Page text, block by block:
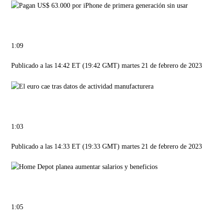
1:09
Publicado a las 14:42 ET (19:42 GMT) martes 21 de febrero de 2023
1:03
Publicado a las 14:33 ET (19:33 GMT) martes 21 de febrero de 2023
1:05